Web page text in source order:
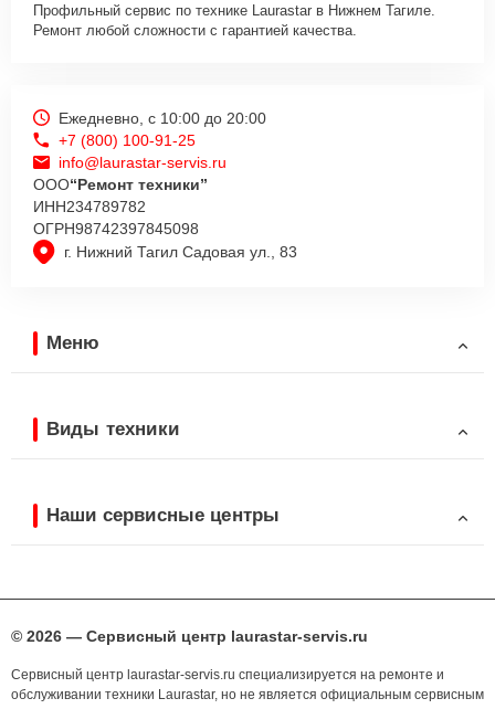
Профильный сервис по технике Laurastar в Нижнем Тагиле.
Ремонт любой сложности с гарантией качества.
г. Нижний Тагил Садовая ул., 83
Ежедневно, с 10:00 до 20:00
+7 (800) 100-91-25
info@laurastar-servis.ru
ООО“Ремонт техники”
ИНН234789782
ОГРН98742397845098
Меню
Виды техники
Наши сервисные центры
© 2026 — Сервисный центр laurastar-servis.ru
Сервисный центр laurastar-servis.ru специализируется на ремонте и
обслуживании техники Laurastar, но не является официальным сервисным